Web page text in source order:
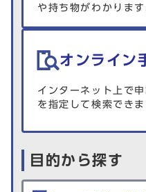
や持ち物がわかります
オンライン
インターネット上で
を指定して検索できま
目的から探す